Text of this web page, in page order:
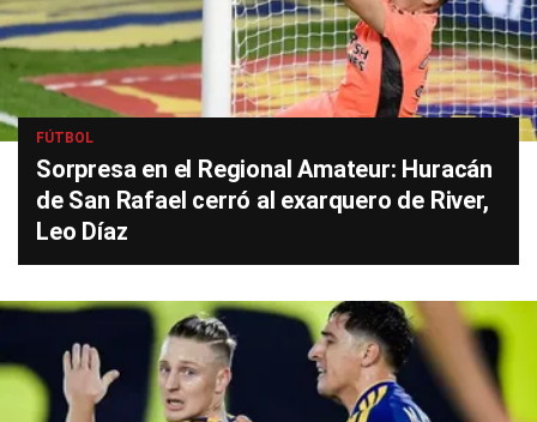
FÚTBOL
Sorpresa en el Regional Amateur: Huracán
de San Rafael cerró al exarquero de River,
Leo Díaz